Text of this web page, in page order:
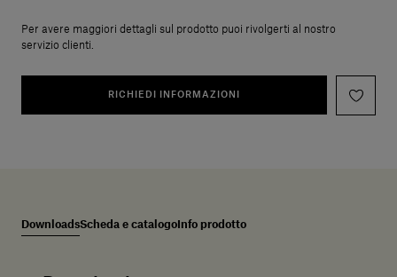
Per avere maggiori dettagli sul prodotto puoi rivolgerti al nostro
servizio clienti.
RICHIEDI INFORMAZIONI
DownloadsScheda e catalogo Info prodotto